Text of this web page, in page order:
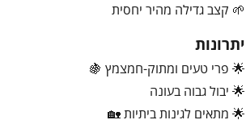
🌱 קצב גדילה מהיר יחסית
יתרונות
🌟 פרי טעים ומתוק-חמצמץ 🍇
🌟 יבול גבוה בעונה
🌟 מתאים לגינות ביתיות 🏡